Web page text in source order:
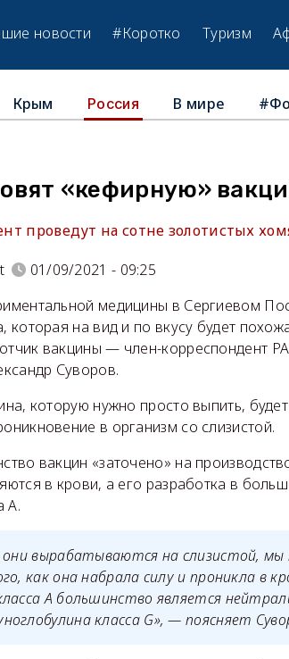
новости #Коротко Туризм
Крым Россия В мире
«кефирную»
проведут на сотне золотистых
01/09/2021 - 09:25
медицины в Сергиевом
которая на вид и по вкусу будет
вакцины — член-корреспондент
Суворов.
которую нужно просто выпить,
в организм со слизистой.
вакцин «заточено» на
в крови, а его разработка в
А.
они вырабатываются на слизистой,
как она набрала силу и проникла в
А большинство является
класса G», — поясняет